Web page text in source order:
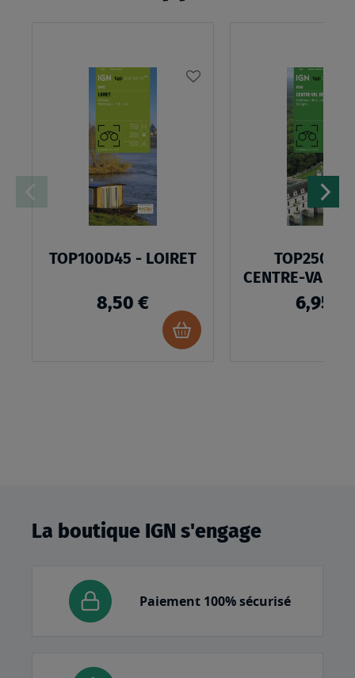
TOP100D45 - LOIRET
8,50 €
Ajouter
au
CENTRE-VAL
6,95 €
La boutique IGN s'engage
Paiement 100% sécurisé